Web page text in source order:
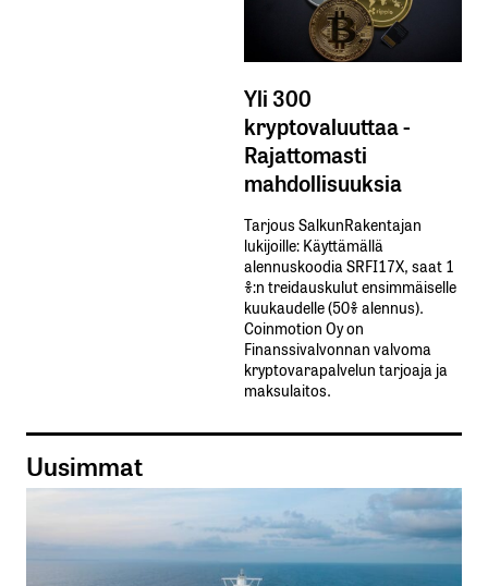
Yli 300
kryptovaluuttaa -
Rajattomasti
mahdollisuuksia
Tarjous SalkunRakentajan
lukijoille: Käyttämällä​ ​
alennuskoodia​ ​SRFI17X,​ ​saat​ ​1
%:n treidauskulut​ ​ensimmäiselle​ ​
kuukaudelle​ ​(50%​ ​alennus).
Coinmotion Oy on
Finanssivalvonnan valvoma
kryptovarapalvelun tarjoaja ja
maksulaitos.
Uusimmat